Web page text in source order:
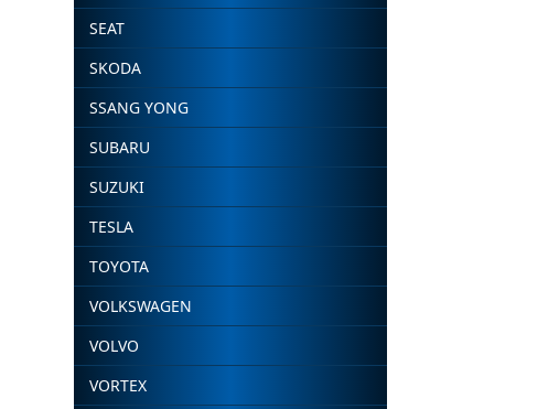
SEAT
SKODA
SSANG YONG
SUBARU
SUZUKI
TESLA
TOYOTA
VOLKSWAGEN
VOLVO
VORTEX